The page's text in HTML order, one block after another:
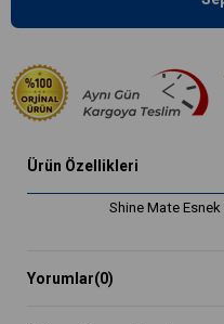
Ürün Özellikleri
Shine Mate
Yorumlar(0)